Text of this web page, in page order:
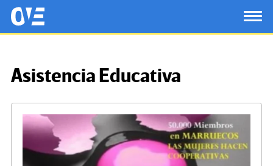
Saltar al contenido principal
OtrasVocesenEducacion.org
Asistencia Educativa